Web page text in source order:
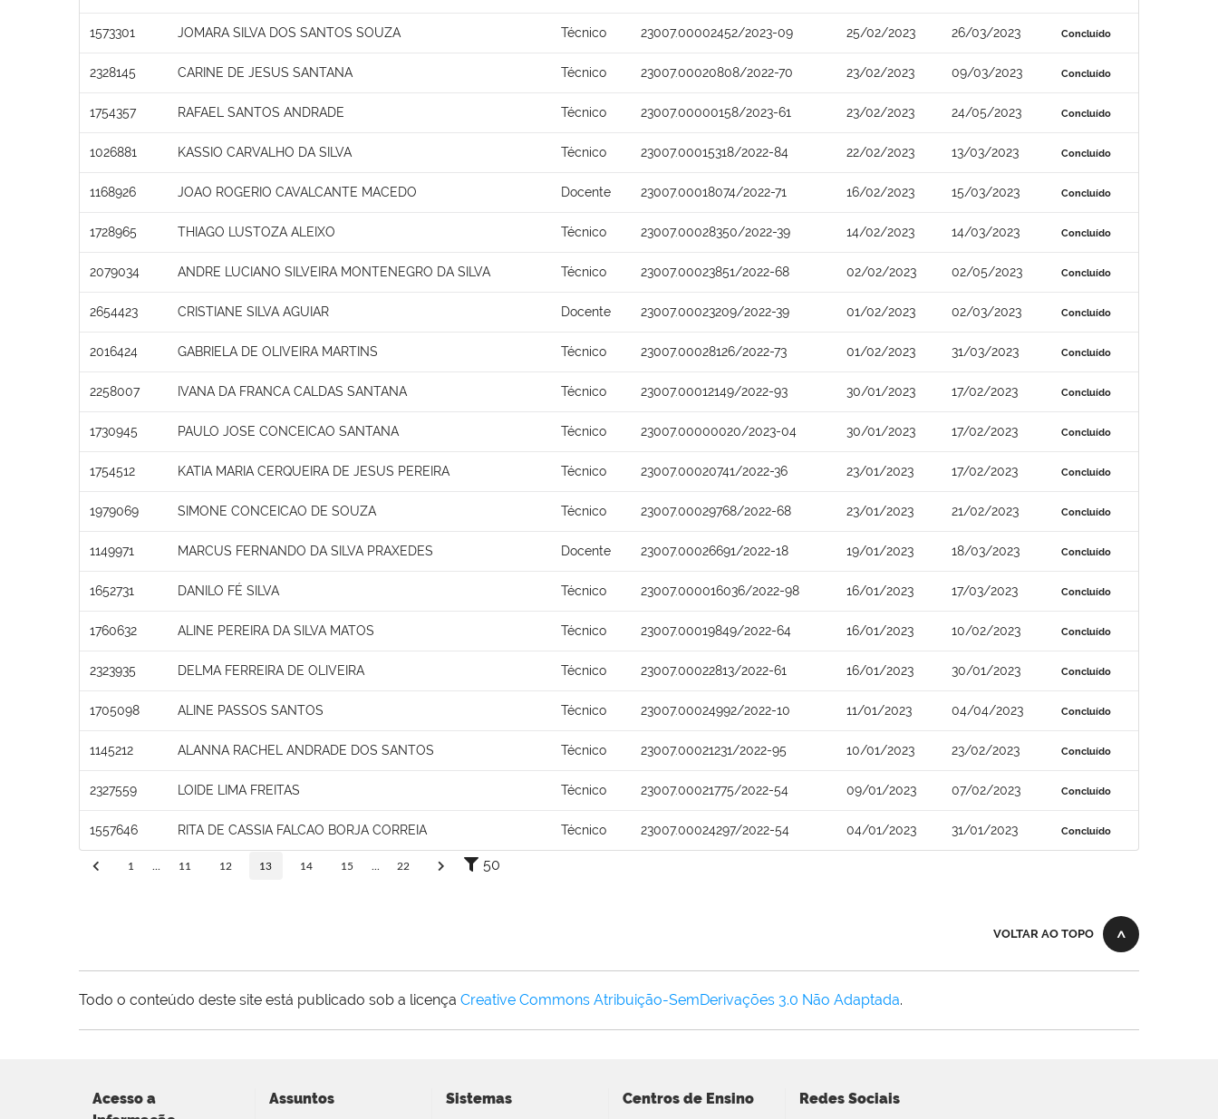
1573301 JOMARA SILVA DOS SANTOS SOUZA Técnico 23007.00002452/2023-09 25/02/2023 26/03/2023 Concluído
2328145 CARINE DE JESUS SANTANA Técnico 23007.00020808/2022-70 23/02/2023 09/03/2023 Concluído
1754357 RAFAEL SANTOS ANDRADE Técnico 23007.00000158/2023-61 23/02/2023 24/05/2023 Concluído
1026881 KASSIO CARVALHO DA SILVA Técnico 23007.00015318/2022-84 22/02/2023 13/03/2023 Concluído
1168926 JOAO ROGERIO CAVALCANTE MACEDO Docente 23007.00018074/2022-71 16/02/2023 15/03/2023 Concluído
1728965 THIAGO LUSTOZA ALEIXO Técnico 23007.00028350/2022-39 14/02/2023 14/03/2023 Concluído
2079034 ANDRE LUCIANO SILVEIRA MONTENEGRO DA SILVA Técnico 23007.00023851/2022-68 02/02/2023 02/05/2023 Concluído
2654423 CRISTIANE SILVA AGUIAR Docente 23007.00023209/2022-39 01/02/2023 02/03/2023 Concluído
2016424 GABRIELA DE OLIVEIRA MARTINS Técnico 23007.00028126/2022-73 01/02/2023 31/03/2023 Concluído
2258007 IVANA DA FRANCA CALDAS SANTANA Técnico 23007.00012149/2022-93 30/01/2023 17/02/2023 Concluído
1730945 PAULO JOSE CONCEICAO SANTANA Técnico 23007.00000020/2023-04 30/01/2023 17/02/2023 Concluído
1754512 KATIA MARIA CERQUEIRA DE JESUS PEREIRA Técnico 23007.00020741/2022-36 23/01/2023 17/02/2023 Concluído
1979069 SIMONE CONCEICAO DE SOUZA Técnico 23007.00029768/2022-68 23/01/2023 21/02/2023 Concluído
1149971 MARCUS FERNANDO DA SILVA PRAXEDES Docente 23007.00026691/2022-18 19/01/2023 18/03/2023 Concluído
1652731 DANILO FÉ SILVA Técnico 23007.000016036/2022-98 16/01/2023 17/03/2023 Concluído
1760632 ALINE PEREIRA DA SILVA MATOS Técnico 23007.00019849/2022-64 16/01/2023 10/02/2023 Concluído
2323935 DELMA FERREIRA DE OLIVEIRA Técnico 23007.00022813/2022-61 16/01/2023 30/01/2023 Concluído
1705098 ALINE PASSOS SANTOS Técnico 23007.00024992/2022-10 11/01/2023 04/04/2023 Concluído
1145212 ALANNA RACHEL ANDRADE DOS SANTOS Técnico 23007.00021231/2022-95 10/01/2023 23/02/2023 Concluído
2327559 LOIDE LIMA FREITAS Técnico 23007.00021775/2022-54 09/01/2023 07/02/2023 Concluído
1557646 RITA DE CASSIA FALCAO BORJA CORREIA Técnico 23007.00024297/2022-54 04/01/2023 31/01/2023 Concluído
1 11 12 13 14 15 22 50
VOLTAR AO TOPO
Todo o conteúdo deste site está publicado sob a licença Creative Commons Atribuição-SemDerivações 3.0 Não Adaptada.
Acesso a
Assuntos Sistemas Centros de Ensino Redes Sociais